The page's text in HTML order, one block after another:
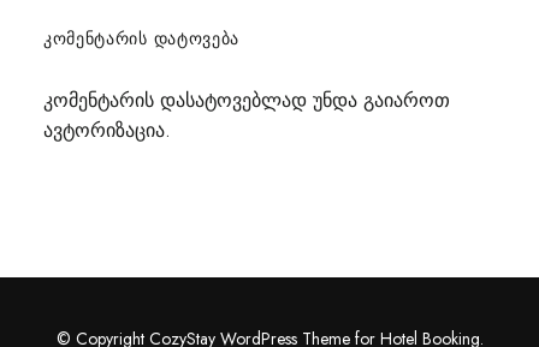
ᲙᲝᲛᲔᲜᲢᲐᲠᲘᲡ ᲓᲐᲢᲝᲕᲔᲑᲐ
კომენტარის დასატოვებლად უნდა გაიაროთ
ავტორიზაცია.
© Copyright CozyStay WordPress Theme for Hotel Booking.